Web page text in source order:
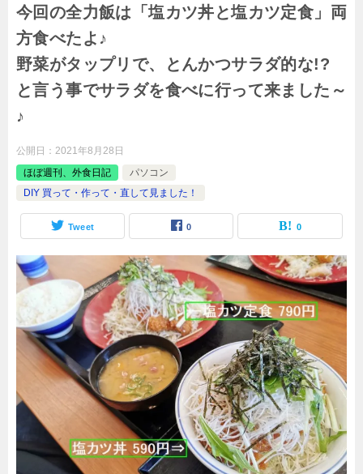
今回の全力飯は「塩カツ丼と塩カツ定食」両
方食べたよ♪
野菜がタップリで、とんかつサラダ的な!?
と言う事でサラダを食べに行って来ました～
♪
公開日： 2021年8月28日
ほぼ週刊、外食日記
パソコン
DIY 買って・作って・直して見ました！
Tweet 0 0